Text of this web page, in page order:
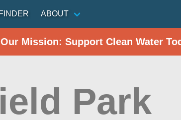
ABOUT
Mission: Support Clean Water
Park